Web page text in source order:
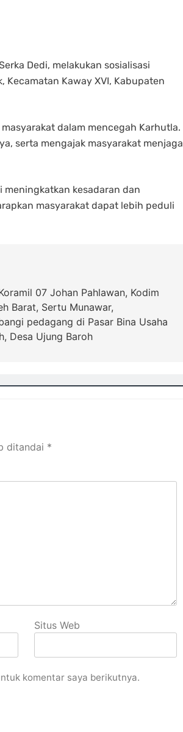
Dedi, melakukan sosialisasi
Kecamatan Kaway XVI, Kabupaten
dalam mencegah Karhutla.
serta mengajak masyarakat menjaga
meningkatkan kesadaran dan
masyarakat dapat lebih peduli
07 Johan Pahlawan, Kodim
Barat, Sertu Munawar,
pedagang di Pasar Bina Usaha
Desa Ujung Baroh
ditandai *
Situs Web
komentar saya berikutnya.